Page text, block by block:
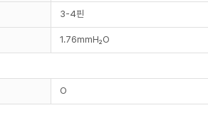
3-4핀
1.76mmH₂O
O